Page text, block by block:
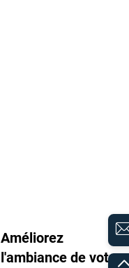
Améliorez
l'ambiance de votre